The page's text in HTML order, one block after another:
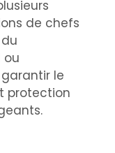
de chefs
ou
le
protection